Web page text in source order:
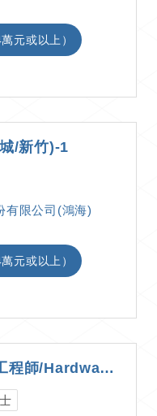
元或以上）
/新竹)-1
有限公司(鴻海)
元或以上）
[車用電子]車用硬體設計工程師/Hardware Design Engineer(大溪)